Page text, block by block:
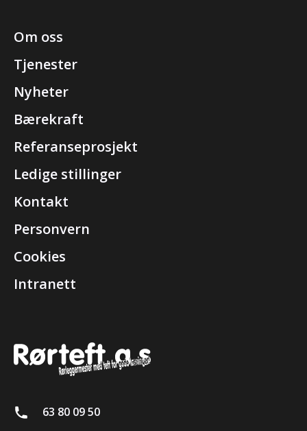
63 80 09 50
Om oss
Tjenester
Nyheter
Bærekraft
Referanseprosjekt
Ledige stillinger
Kontakt
Personvern
Cookies
Intranett